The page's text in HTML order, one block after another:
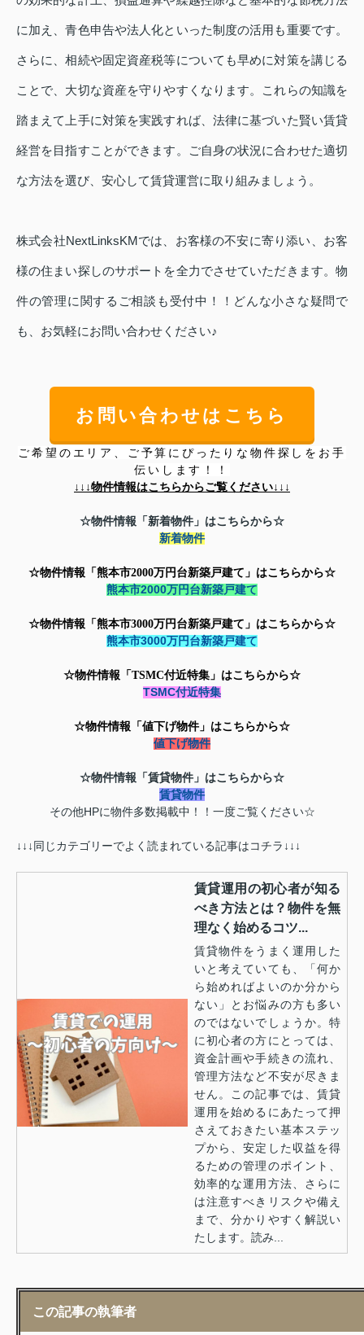
に加え、青色申告や法人化といった制度の活用も重要です。
さらに、相続や固定資産税等についても早めに対策を講じる
ことで、大切な資産を守りやすくなります。これらの知識を
踏まえて上手に対策を実践すれば、法律に基づいた賢い賃貸
経営を目指すことができます。ご自身の状況に合わせた適切
な方法を選び、安心して賃貸運営に取り組みましょう。
株式会社NextLinksKMでは、お客様の不安に寄り添い、お客
様の住まい探しのサポートを全力でさせていただきます。 物
件の管理に関するご相談も受付中！！どんな小さな疑問で
も、お気軽にお問い合わせください♪
お問い合わせはこちら
ご希望のエリア、ご予算にぴったりな物件探しをお手
伝いします！！
↓↓↓物件情報はこちらからご覧ください↓↓↓
☆物件情報「新着物件」はこちらから☆
新着物件
☆物件情報「熊本市2000万円台新築戸建て」はこちらから☆
熊本市2000万円台新築戸建て
☆物件情報「 熊本市3000万円台新築戸建て」はこちらから☆
熊本市3000万円台新築戸建て
☆物件情報「TSMC付近特集」はこちらから☆
TSMC付近特集
☆物件情報「値下げ物件」はこちらから☆
値下げ物件
☆物件情報「賃貸物件」はこちらから☆
賃貸物件
その他HPに物件多数掲載中！！一度ご覧ください☆
↓↓↓同じカテゴリーでよく読まれている記事はコチラ↓↓↓
賃貸運用の初心者が知る
べき方法とは？物件を無
理なく始めるコツ...
賃貸物件をうまく運用した
いと考えていても、「何か
ら始めればよいのか分から
ない」とお悩みの方も多い
のではないでしょうか。特
に初心者の方にとっては、
資金計画や手続きの流れ、
管理方法など不安が尽きま
せん。この記事では、賃貸
運用を始めるにあたって押
さえておきたい基本ステッ
プから、安定した収益を得
るための管理のポイント、
効率的な運用方法、さらに
は注意すべきリスクや備え
まで、分かりやすく解説い
たします。読み...
この記事の執筆者